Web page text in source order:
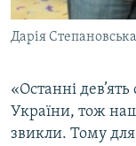
Дарія Степановська
«Останні
України, тож
звикли. Тому